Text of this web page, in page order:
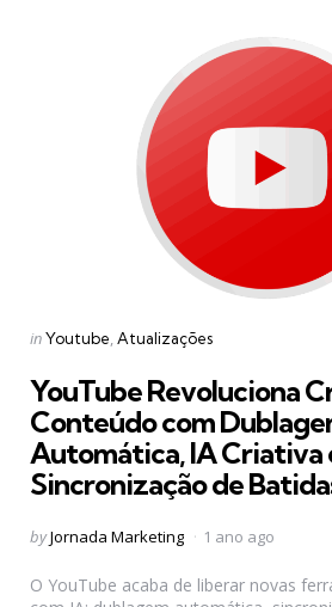
Categories
Posted
inYoutube Atualizações
YouTube Revoluciona
Conteúdo com
Automática, IA Criativa
Sincronização de
Posted
byJornada Marketing 1 ano ago
O YouTube acaba de liberar novas